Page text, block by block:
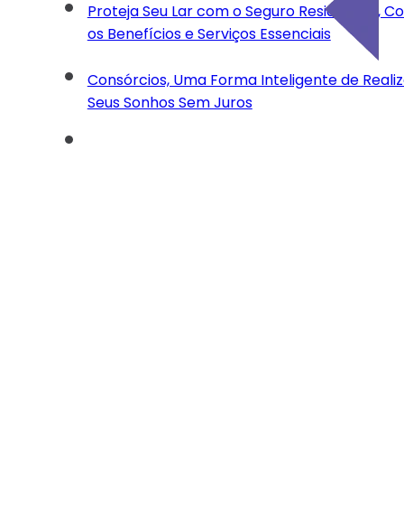
Proteja Seu Lar com o Seguro Residencial,
os Benefícios e Serviços Essenciais
Consórcios, Uma Forma Inteligente de
Seus Sonhos Sem Juros